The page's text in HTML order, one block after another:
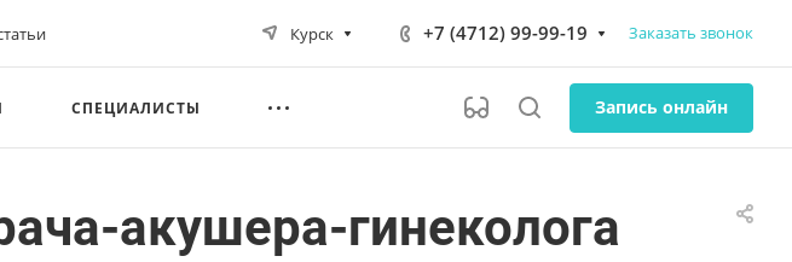
Курск +7 (4712) 99-99-19 Заказать звонок
СПЕЦИАЛИСТЫ Запись онлайн
акушера-гинеколога